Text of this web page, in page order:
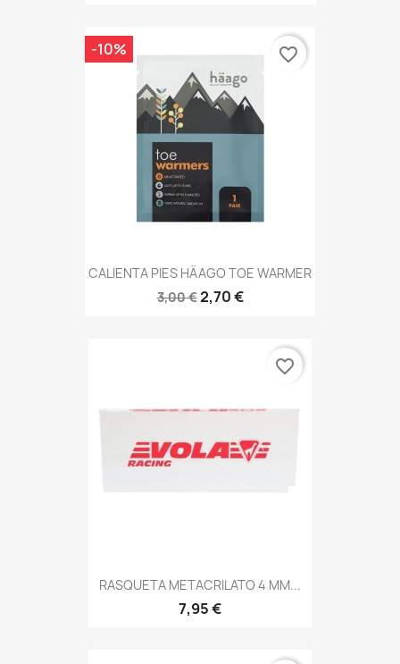
CALIENTA PIES HÄAGO TOE WARMER
3,00 €2,70 €
-10% favorite_border
RASQUETA METACRILATO 4 MM...
7,95 €
favorite_border